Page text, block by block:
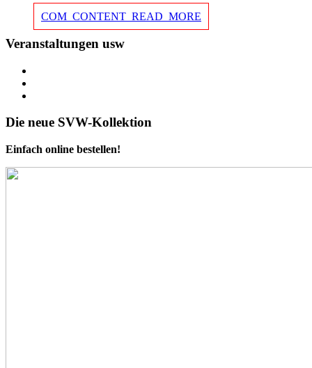
COM_CONTENT_READ_MORE
Veranstaltungen usw
Die neue SVW-Kollektion
Einfach online bestellen!